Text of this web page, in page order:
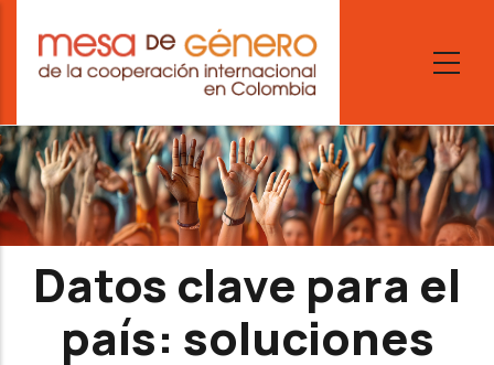
main
content
Datos clave para el
país: soluciones